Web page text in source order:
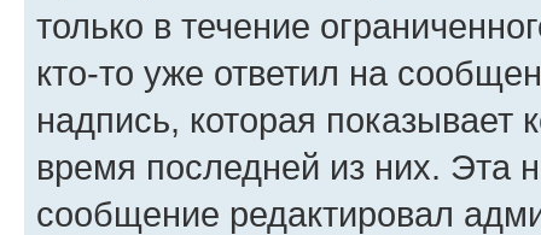
только в течение
кто-то уже ответил на
надпись, которая показывает
время последней из них. Эта
сообщение редактировал